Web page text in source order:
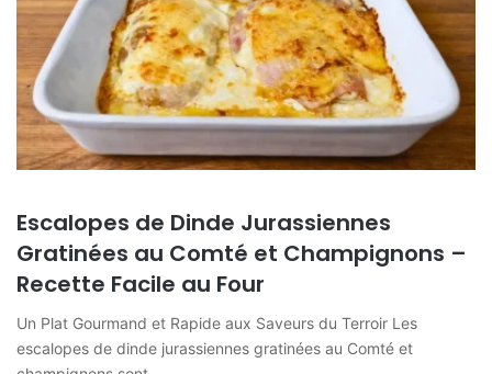
Escalopes de Dinde Jurassiennes
Gratinées au Comté et Champignons –
Recette Facile au Four
Un Plat Gourmand et Rapide aux Saveurs du Terroir Les
escalopes de dinde jurassiennes gratinées au Comté et